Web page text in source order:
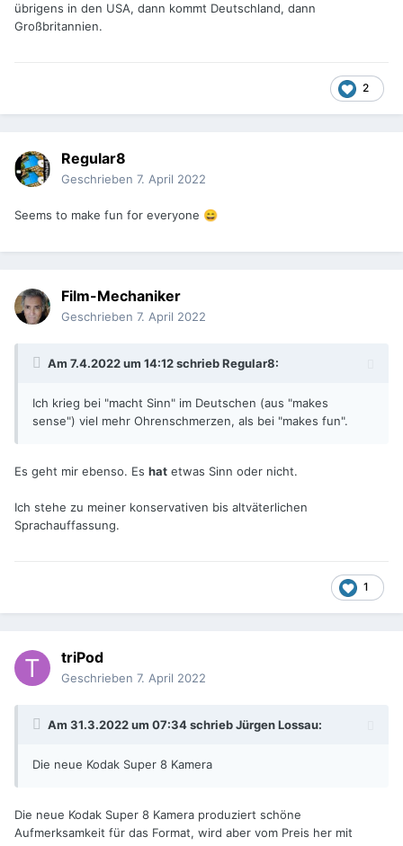
übrigens in den USA, dann kommt Deutschland, dann
Großbritannien.
2
Regular8
Geschrieben 7. April 2022
Seems to make fun for everyone 😄
Film-Mechaniker
Geschrieben 7. April 2022
Am 7.4.2022 um 14:12 schriebRegular8:
Ich krieg bei "macht Sinn" im Deutschen (aus "makes
sense") viel mehr Ohrenschmerzen, als bei "makes fun".
Es geht mir ebenso. Es hat etwas Sinn oder nicht.
Ich stehe zu meiner konservativen bis altväterlichen
Sprachauffassung.
1
triPod
Geschrieben 7. April 2022
Am 31.3.2022 um 07:34 schriebJürgen Lossau:
Die neue Kodak Super 8 Kamera
Die neue Kodak Super 8 Kamera produziert schöne
Aufmerksamkeit für das Format, wird aber vom Preis her mit